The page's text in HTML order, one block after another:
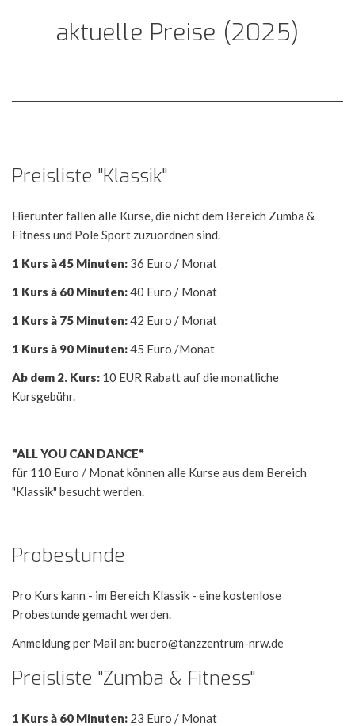
aktuelle Preise (2025)
Preisliste "Klassik"
Hierunter fallen alle Kurse, die nicht dem Bereich Zumba &
Fitness und Pole Sport zuzuordnen sind.
1 Kurs à 45 Minuten: 36 Euro / Monat
1 Kurs à 60 Minuten:40 Euro / Monat
1 Kurs à 75 Minuten:42 Euro / Monat
1 Kurs à 90 Minuten:45 Euro /Monat
Ab dem 2. Kurs: 10 EUR Rabatt auf die monatliche
Kursgebühr.
“ALL YOU CAN DANCE“
für 110 Euro / Monat können alle Kurse aus dem Bereich
"Klassik" besucht werden.
Probestunde
Pro Kurs kann - im Bereich Klassik - eine kostenlose
Probestunde gemacht werden.
Anmeldung per Mail an: buero@tanzzentrum-nrw.de
Preisliste "Zumba & Fitness"
1 Kurs à 60 Minuten: 23 Euro / Monat